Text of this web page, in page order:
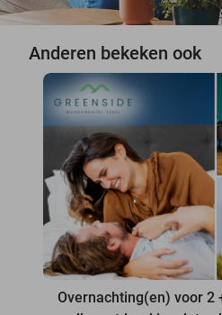
Anderen bekeken ook
Overnachting(en) voor 2